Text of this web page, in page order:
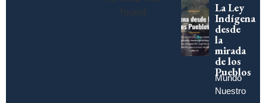
found
La Ley
Indígena
desde
la
mirada
de los
Pueblos
Mundo
Nuestro